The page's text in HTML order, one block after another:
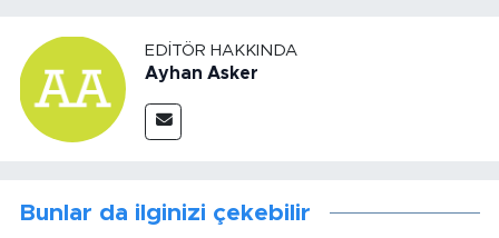
EDITÖR HAKKINDA
Ayhan Asker
Bunlar da ilginizi çekebilir